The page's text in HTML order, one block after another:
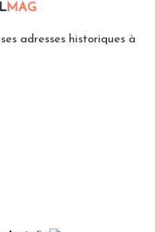
MAG
adresses historiques à